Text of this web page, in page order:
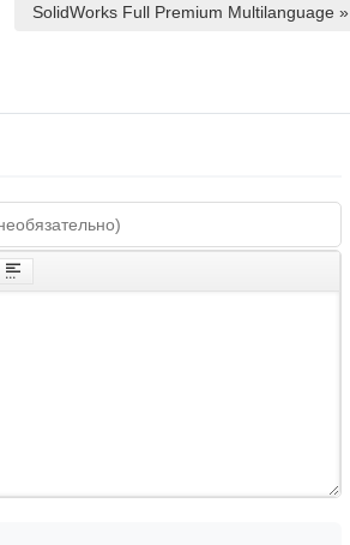
SolidWorks Full Premium Multilanguage »